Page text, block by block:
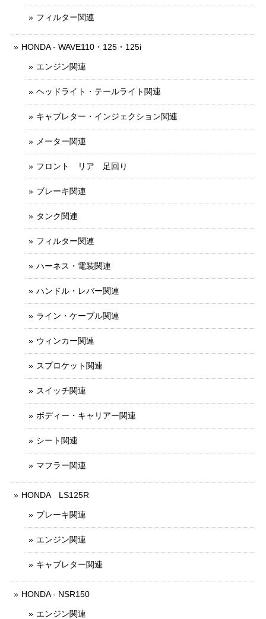
フィルター関連
HONDA - WAVE110・125・125i
エンジン関連
ヘッドライト・テールライト関連
キャブレター・インジェクション関連
メーター関連
フロント リア 足回り
ブレーキ関連
タンク関連
フィルター関連
ハーネス・電装関連
ハンドル・レバー関連
ライン・ケーブル関連
ウィンカー関連
スプロケット関連
スイッチ関連
ボディー・キャリアー関連
シート関連
マフラー関連
HONDA LS125R
ブレーキ関連
エンジン関連
キャブレター関連
HONDA - NSR150
エンジン関連